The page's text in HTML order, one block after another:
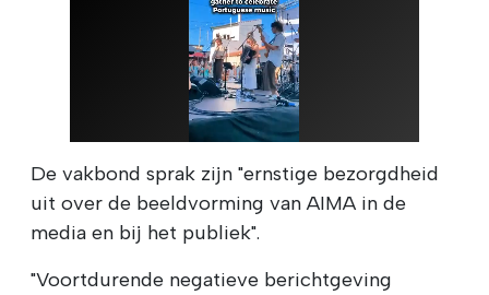
De vakbond sprak zijn "ernstige bezorgdheid
uit over de beeldvorming van AIMA in de
media en bij het publiek".
"Voortdurende negatieve berichtgeving